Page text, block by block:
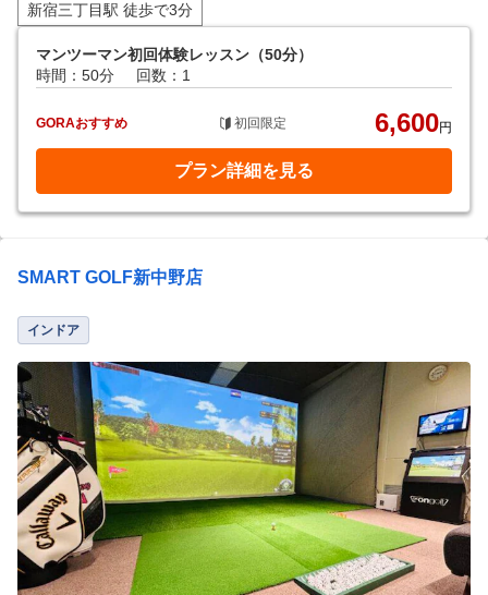
新宿三丁目駅 徒歩で3分
マンツーマン初回体験レッスン（50分）
時間：50分
回数：1
GORAおすすめ 初回限定 6,600円
プラン詳細を見る
SMART GOLF新中野店
インドア